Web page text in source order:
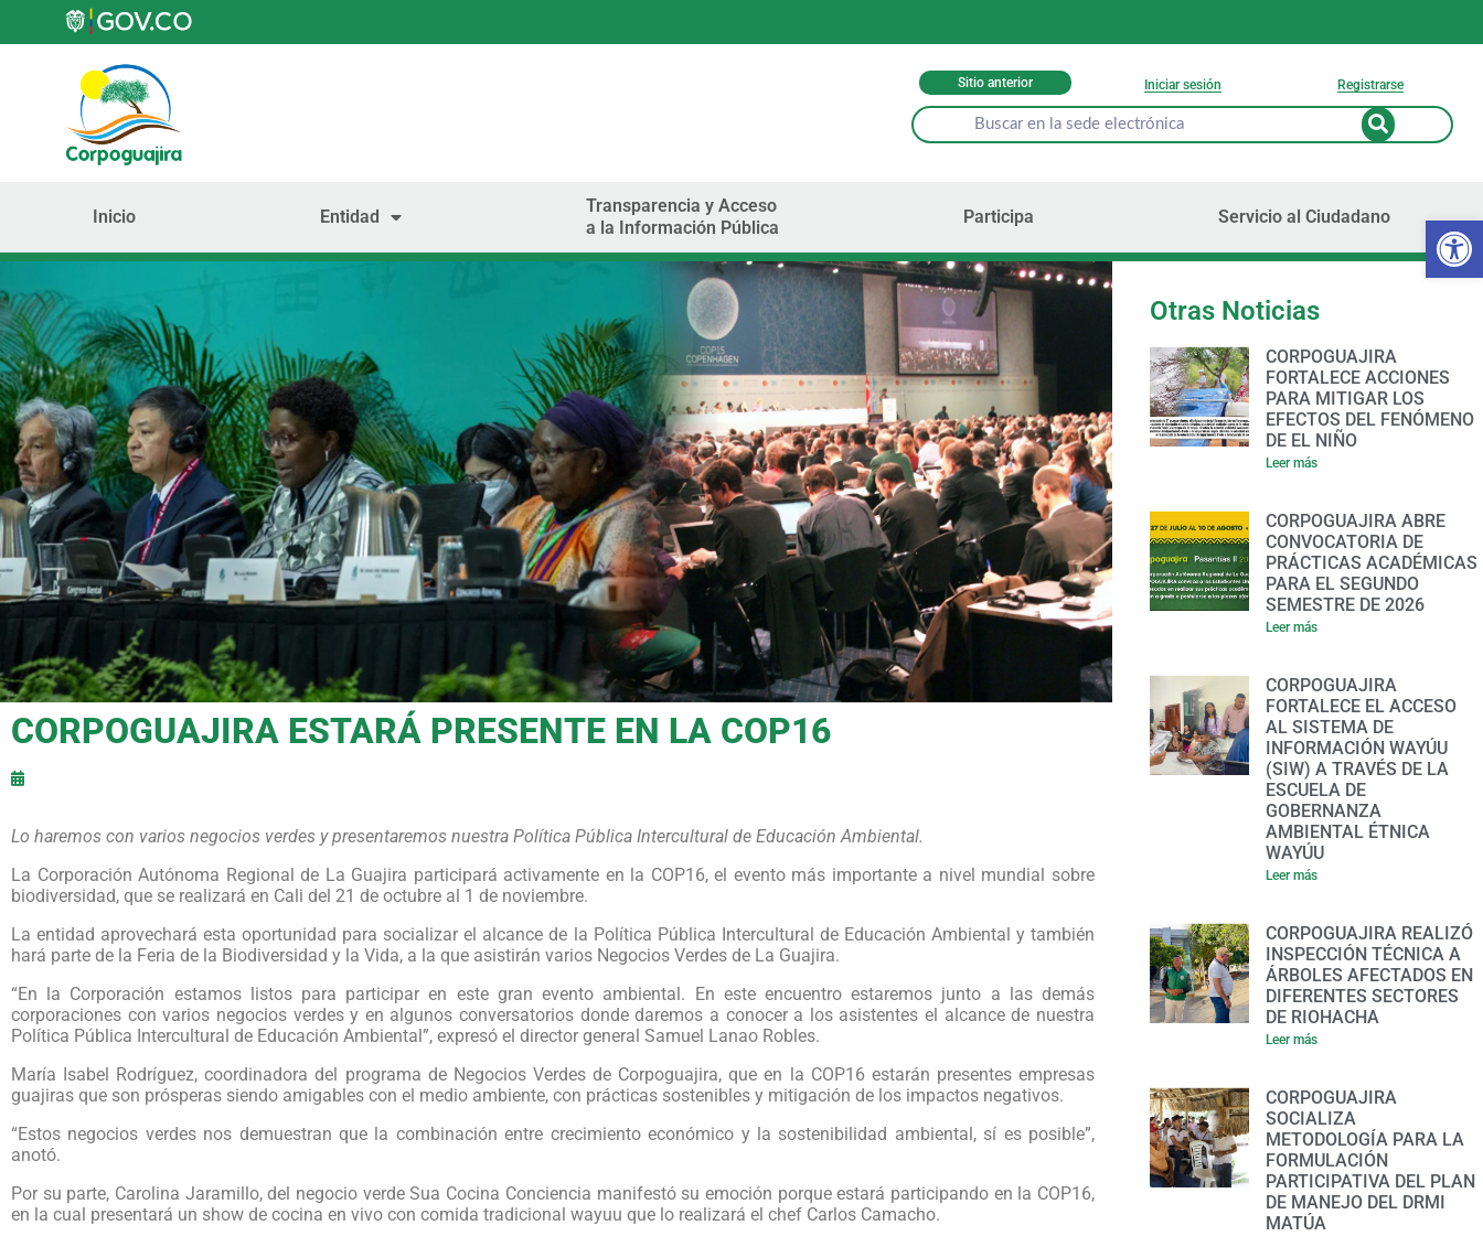
Sitio anterior Iniciar sesión Registrarse
Inicio Entidad
Transparencia y Acceso
a la Información Pública
Participa Servicio al Ciudadano
CORPOGUAJIRA ESTARÁ PRESENTE EN LA COP16
Lo haremos con varios negocios verdes y presentaremos nuestra Política Pública Intercultural de Educación Ambiental.
La Corporación Autónoma Regional de La Guajira participará activamente en la COP16, el evento más importante a nivel mundial sobre
biodiversidad, que se realizará en Cali del 21 de octubre al 1 de noviembre.
La entidad aprovechará esta oportunidad para socializar el alcance de la Política Pública Intercultural de Educación Ambiental y también
hará parte de la Feria de la Biodiversidad y la Vida, a la que asistirán varios Negocios Verdes de La Guajira.
“En la Corporación estamos listos para participar en este gran evento ambiental. En este encuentro estaremos junto a las demás
corporaciones con varios negocios verdes y en algunos conversatorios donde daremos a conocer a los asistentes el alcance de nuestra
Política Pública Intercultural de Educación Ambiental”, expresó el director general Samuel Lanao Robles.
María Isabel Rodríguez, coordinadora del programa de Negocios Verdes de Corpoguajira, que en la COP16 estarán presentes empresas
guajiras que son prósperas siendo amigables con el medio ambiente, con prácticas sostenibles y mitigación de los impactos negativos.
“Estos negocios verdes nos demuestran que la combinación entre crecimiento económico y la sostenibilidad ambiental, sí es posible”,
anotó.
Por su parte, Carolina Jaramillo, del negocio verde Sua Cocina Conciencia manifestó su emoción porque estará participando en la COP16,
en la cual presentará un show de cocina en vivo con comida tradicional wayuu que lo realizará el chef Carlos Camacho.
Otras Noticias
CORPOGUAJIRA
FORTALECE ACCIONES
PARA MITIGAR LOS
EFECTOS DEL FENÓMENO
DE EL NIÑO
Leer más
CORPOGUAJIRA ABRE
CONVOCATORIA DE
PRÁCTICAS ACADÉMICAS
PARA EL SEGUNDO
SEMESTRE DE 2026
Leer más
CORPOGUAJIRA
FORTALECE EL ACCESO
AL SISTEMA DE
INFORMACIÓN WAYÚU
(SIW) A TRAVÉS DE LA
ESCUELA DE
GOBERNANZA
AMBIENTAL ÉTNICA
WAYÚU
Leer más
CORPOGUAJIRA REALIZÓ
INSPECCIÓN TÉCNICA A
ÁRBOLES AFECTADOS EN
DIFERENTES SECTORES
DE RIOHACHA
Leer más
CORPOGUAJIRA
SOCIALIZA
METODOLOGÍA PARA LA
FORMULACIÓN
PARTICIPATIVA DEL PLAN
DE MANEJO DEL DRMI
MATÚA